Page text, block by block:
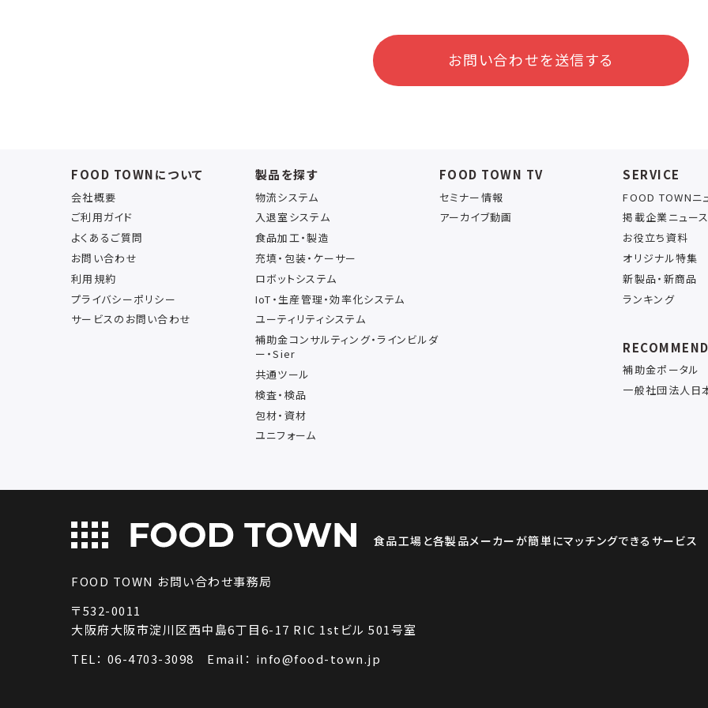
お問い合わせを送信する
FOOD TOWNについて
会社概要
ご利用ガイド
よくあるご質問
お問い合わせ
利用規約
プライバシーポリシー
サービスのお問い合わせ
製品を探す
物流システム
入退室システム
食品加工・製造
充填・包装・ケーサー
ロボットシステム
IoT・生産管理・効率化システム
ユーティリティシステム
補助金コンサルティング・ラインビルダ
ー・Sier
共通ツール
検査・検品
包材・資材
ユニフォーム
FOOD TOWN TV
セミナー情報
アーカイブ動画
SERVICE
FOOD TOWNニ
掲載企業ニュース
お役立ち資料
オリジナル特集
新製品・新商品
ランキング
RECOMMEND
補助金ポータル
一般社団法人日
食品工場と各製品メーカーが簡単にマッチングできるサービス
FOOD TOWN お問い合わせ事務局
〒532-0011
大阪府大阪市淀川区西中島6丁目6-17 RIC 1stビル 501号室
TEL： 06-4703-3098 Email： info@food-town.jp